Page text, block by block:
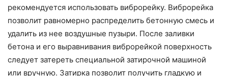
рекомендуется использовать виброрейку. Виброрейка
позволит равномерно распределить бетонную смесь и
удалить из нее воздушные пузыри. После заливки
бетона и его выравнивания виброрейкой поверхность
следует затереть специальной затирочной машиной
или вручную. Затирка позволит получить гладкую и